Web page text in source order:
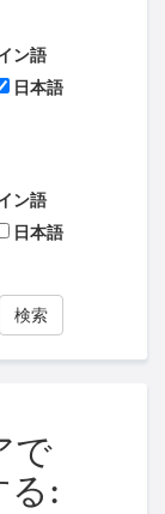
ン語
日本語
ン語
日本語
検索
で
る: